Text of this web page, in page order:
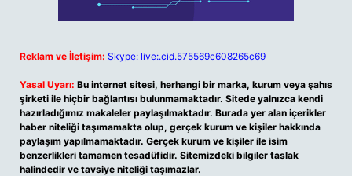
Reklam ve İletişim: Skype: live:.cid.575569c608265c69
Yasal Uyarı: Bu internet sitesi, herhangi bir marka, kurum veya şahıs
şirketi ile hiçbir bağlantısı bulunmamaktadır. Sitede yalnızca kendi
hazırladığımız makaleler paylaşılmaktadır. Burada yer alan içerikler
haber niteliği taşımamakta olup, gerçek kurum ve kişiler hakkında
paylaşım yapılmamaktadır. Gerçek kurum ve kişiler ile isim
benzerlikleri tamamen tesadüfidir. Sitemizdeki bilgiler taslak
halindedir ve tavsiye niteliği taşımazlar.